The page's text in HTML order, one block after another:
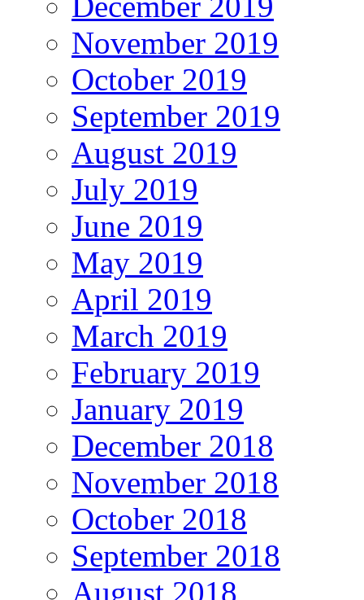
November 2019
October 2019
September 2019
August 2019
July 2019
June 2019
May 2019
April 2019
March 2019
February 2019
January 2019
December 2018
November 2018
October 2018
September 2018
August 2018